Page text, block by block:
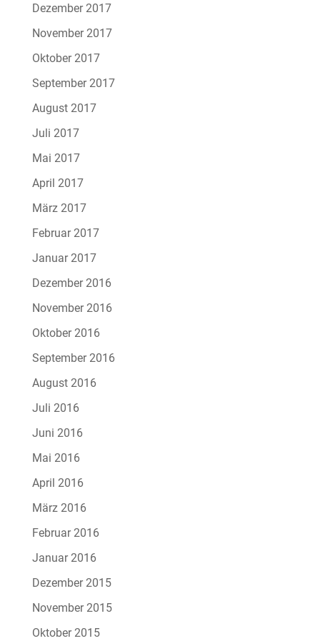
Dezember 2017
November 2017
Oktober 2017
September 2017
August 2017
Juli 2017
Mai 2017
April 2017
März 2017
Februar 2017
Januar 2017
Dezember 2016
November 2016
Oktober 2016
September 2016
August 2016
Juli 2016
Juni 2016
Mai 2016
April 2016
März 2016
Februar 2016
Januar 2016
Dezember 2015
November 2015
Oktober 2015